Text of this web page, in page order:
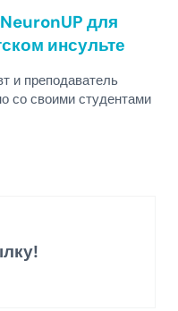
для
инсульте
и преподаватель
со своими студентами